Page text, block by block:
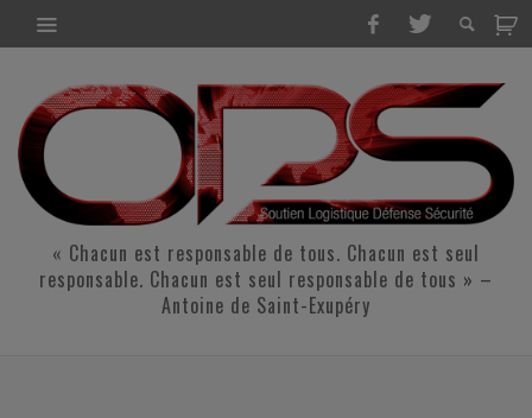
« Chacun est responsable de tous. Chacun est seul
responsable. Chacun est seul responsable de tous » –
Antoine de Saint-Exupéry